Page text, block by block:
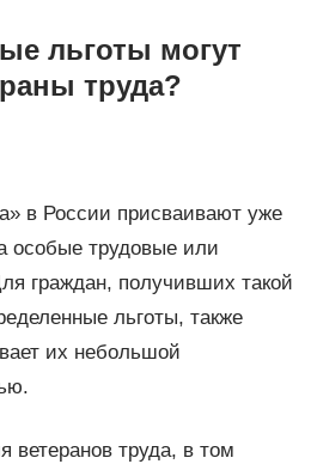
льготы могут
труда?
в России присваивают уже
особые трудовые или
граждан, получивших такой
льготы, также
их небольшой
ветеранов труда, в том